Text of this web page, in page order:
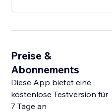
Preise &
Abonnements
Diese App bietet eine
kostenlose Testversion für
7 Tage an